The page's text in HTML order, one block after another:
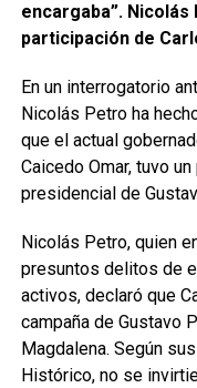
encargaba”.
participación de
En un interrogatorio
Nicolás Petro ha
que el actual
Caicedo Omar, tuvo
presidencial de
Nicolás Petro, quien
presuntos delitos de
activos, declaró que
campaña de Gustavo
Magdalena. Según
Histórico, no se